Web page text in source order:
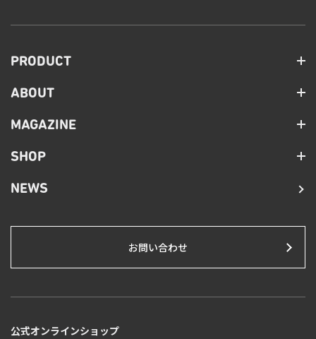
PRODUCT
ABOUT
MAGAZINE
SHOP
NEWS
お問い合わせ
公式オンラインショップ